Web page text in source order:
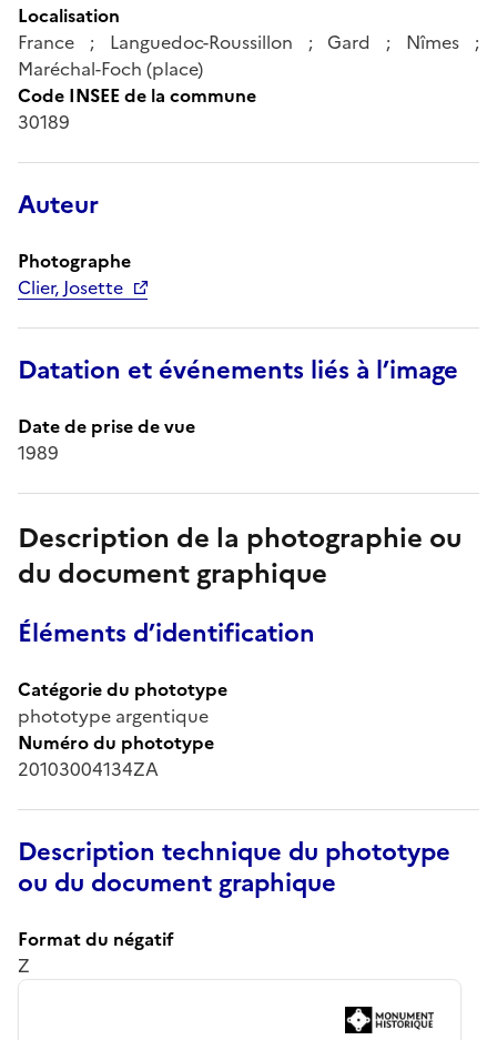
Localisation
France ; Languedoc-Roussillon ; Gard ; Nîmes ;
Maréchal-Foch (place)
Code INSEE de la commune
30189
Auteur
Photographe
Clier, Josette
Datation et événements liés à l’image
Date de prise de vue
1989
Description de la photographie ou
du document graphique
Éléments d’identification
Catégorie du phototype
phototype argentique
Numéro du phototype
20103004134ZA
Description technique du phototype
ou du document graphique
Format du négatif
Z